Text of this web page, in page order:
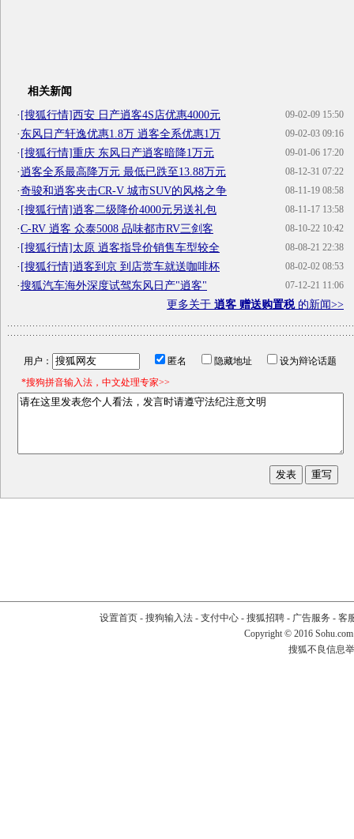
相关新闻
09-02-09 15:50
·[搜狐行情]西安 日产逍客4S店优惠4000元
09-02-03 09:16
·东风日产轩逸优惠1.8万 逍客全系优惠1万
09-01-06 17:20
·[搜狐行情]重庆 东风日产逍客暗降1万元
08-12-31 07:22
·逍客全系最高降万元 最低已跌至13.88万元
08-11-19 08:58
·奇骏和逍客夹击CR-V 城市SUV的风格之争
08-11-17 13:58
·[搜狐行情]逍客二级降价4000元另送礼包
08-10-22 10:42
·C-RV 逍客 众泰5008 品味都市RV三剑客
08-08-21 22:38
·[搜狐行情]太原 逍客指导价销售车型较全
08-02-02 08:53
·[搜狐行情]逍客到京 到店赏车就送咖啡杯
07-12-21 11:06
·搜狐汽车海外深度试驾东风日产"逍客"
更多关于 逍客 赠送购置税的新闻>>
用户： 匿名 隐藏地址
设为辩论话题
*搜狗拼音输入法，中文处理专家>>
设置首页- 搜狗输入法- 支付中心- 搜狐招聘- 广告服务 - 客
Copyright © 2016
搜狐不良信息